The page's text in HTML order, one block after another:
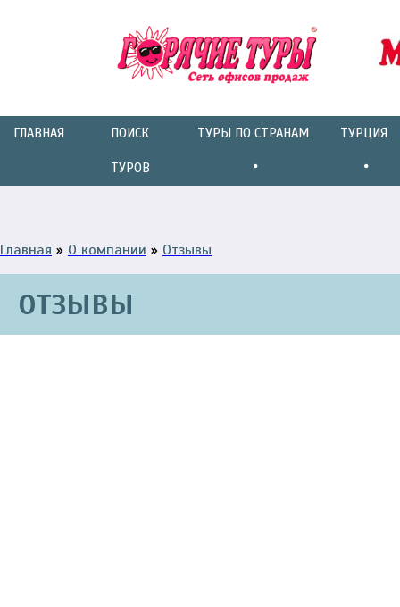
ГЛАВНАЯ ПОИСК
ТУРОВ
ТУРЫ ПО СТРАНАМ ТУРЦИЯ
Главная » О компании » Отзывы
ОТЗЫВЫ